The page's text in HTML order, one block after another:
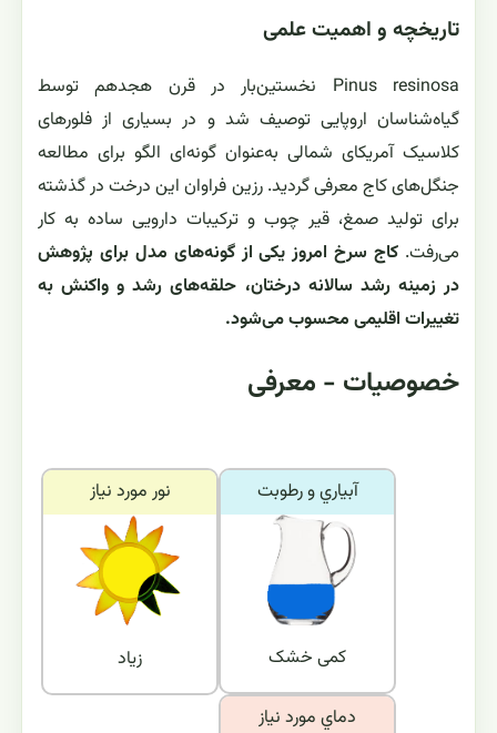
تاریخچه و اهمیت علمی
Pinus resinosa نخستین‌بار در قرن هجدهم توسط
گیاه‌شناسان اروپایی توصیف شد و در بسیاری از فلورهای
کلاسیک آمریکای شمالی به‌عنوان گونه‌ای الگو برای مطالعه
جنگل‌های کاج معرفی گردید. رزین فراوان این درخت در گذشته
برای تولید صمغ، قیر چوب و ترکیبات دارویی ساده به کار
می‌رفت. کاج سرخ امروز یکی از گونه‌های مدل برای پژوهش
در زمینه رشد سالانه درختان، حلقه‌های رشد و واکنش به
تغییرات اقلیمی محسوب می‌شود.
خصوصیات - معرفی
نور مورد نياز
زیاد
آبياري و رطوبت
کمی خشک
دماي مورد نياز